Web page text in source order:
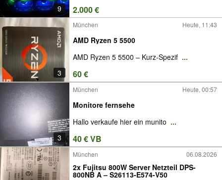
9 2.000 €
3
München Heute, 11:43
AMD Ryzen 5 5500
AMD Ryzen 5 5500 – Kurz-Spezif ...
60 €
3
München Heute, 00:57
Monitore fernsehe
Hallo verkaufe hier ein munito ...
40 € VB
München 06.08.2026
2x Fujitsu 800W Server Netzteil DPS-
800NB A – S26113-E574-V50